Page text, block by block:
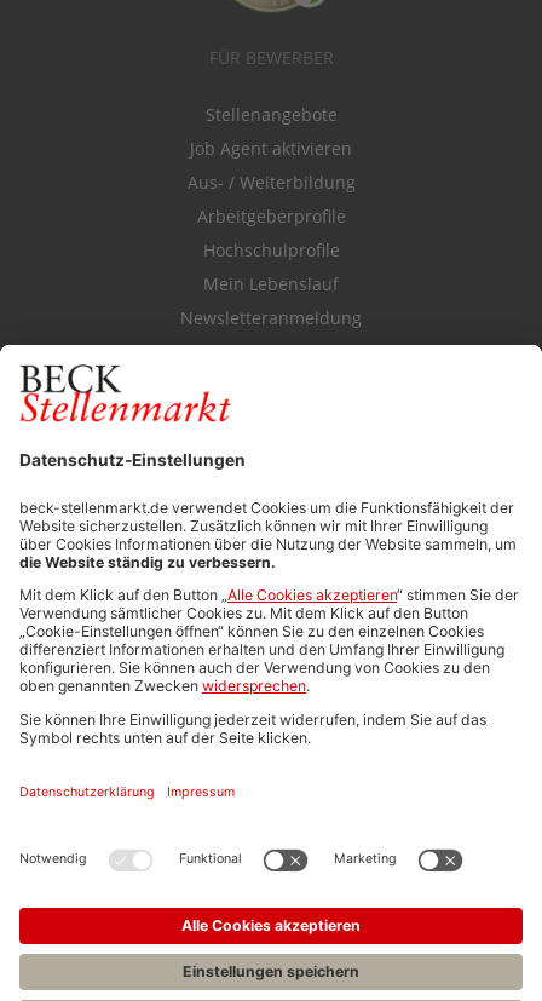
FÜR BEWERBER
Stellenangebote
Job Agent aktivieren
Aus- / Weiterbildung
Arbeitgeberprofile
Hochschulprofile
Mein Lebenslauf
Newsletteranmeldung
Durchsuchen Sie den Stellenkatalog
FÜR ARBEITGEBER
Stellenmarktpreise
Anzeigen-AGB
Media-Daten
Newsletteranmeldung
Produktübersicht
ALLGEMEIN
FAQs
Impressum
Stellenangebote C.H.BECK